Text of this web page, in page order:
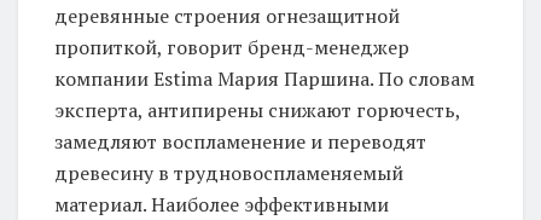
деревянные строения огнезащитной
пропиткой, говорит бренд-менеджер
компании Estima Мария Паршина. По словам
эксперта, антипирены снижают горючесть,
замедляют воспламенение и переводят
древесину в трудновоспламеняемый
материал. Наиболее эффективными